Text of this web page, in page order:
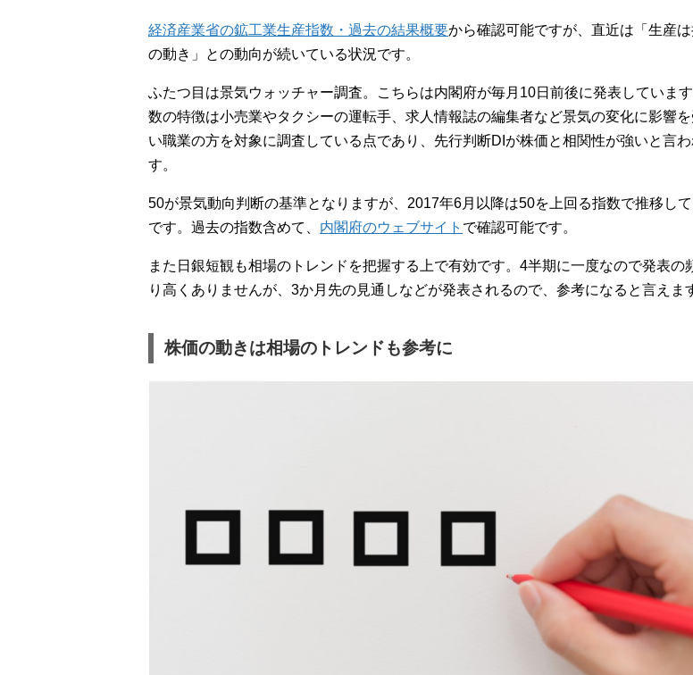
経済産業省の鉱工業生産指数・過去の結果概要から確認可能ですが、直近は「生産
の動き」との動向が続いている状況です。
ふたつ目は景気ウォッチャー調査。こちらは内閣府が毎月10日前後に発表していま
数の特徴は小売業やタクシーの運転手、求人情報誌の編集者など景気の変化に影響
い職業の方を対象に調査している点であり、先行判断DIが株価と相関性が強いと言わ
す。
50が景気動向判断の基準となりますが、2017年6月以降は50を上回る指数で推移し
です。過去の指数含めて、 内閣府のウェブサイト で確認可能です。
また日銀短観も相場のトレンドを把握する上で有効です。4半期に一度なので発表の
り高くありませんが、3か月先の見通しなどが発表されるので、参考になると言えま
株価の動きは相場のトレンドも参考に